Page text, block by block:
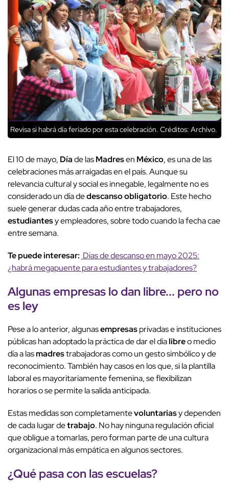
Revisa si habrá día feriado por esta celebración. Créditos: Archivo.
El 10 de mayo, Díade lasMadresen México, es una de las
celebraciones más arraigadas en el país. Aunque su
relevancia cultural y social es innegable, legalmente no es
considerado un día dedescansoobligatorio. Este hecho
suele generar dudas cada año entre trabajadores,
estudiantesy empleadores, sobre todo cuando la fecha cae
entre semana.
Te puede interesar: Días de descanso en mayo 2025:
¿habrá megapuente para estudiantes y trabajadores?
Algunasempresaslo dan libre... pero no
es ley
Pese a lo anterior, algunasempresasprivadas e instituciones
públicas han adoptado la práctica de dar el díalibreo medio
día a lasmadrestrabajadoras como un gesto simbólico y de
reconocimiento. También hay casos en los que, si la plantilla
laboral es mayoritariamente femenina, se flexibilizan
horarios o se permite la salida anticipada.
Estas medidas son completamentevoluntariasy dependen
de cada lugar detrabajo. No hay ninguna regulación oficial
que obligue a tomarlas, pero forman parte de una cultura
organizacional más empática en algunos sectores.
¿Qué pasa con lasescuelas?